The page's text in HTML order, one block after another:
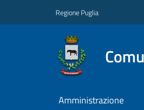
Regione Puglia
Amministrazione